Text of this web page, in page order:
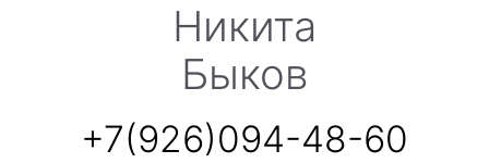
Никита
Быков
+7(926)094-48-60